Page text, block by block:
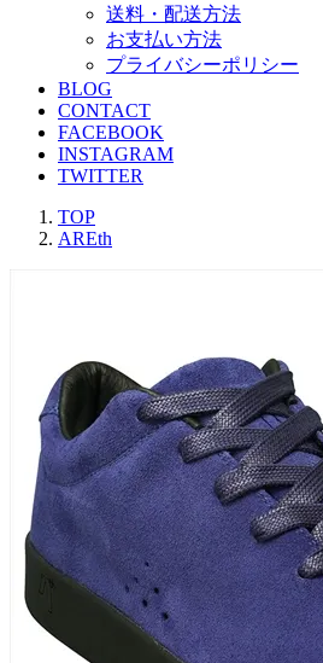
送料・配送方法
お支払い方法
プライバシーポリシー
BLOG
CONTACT
FACEBOOK
INSTAGRAM
TWITTER
TOP
AREth